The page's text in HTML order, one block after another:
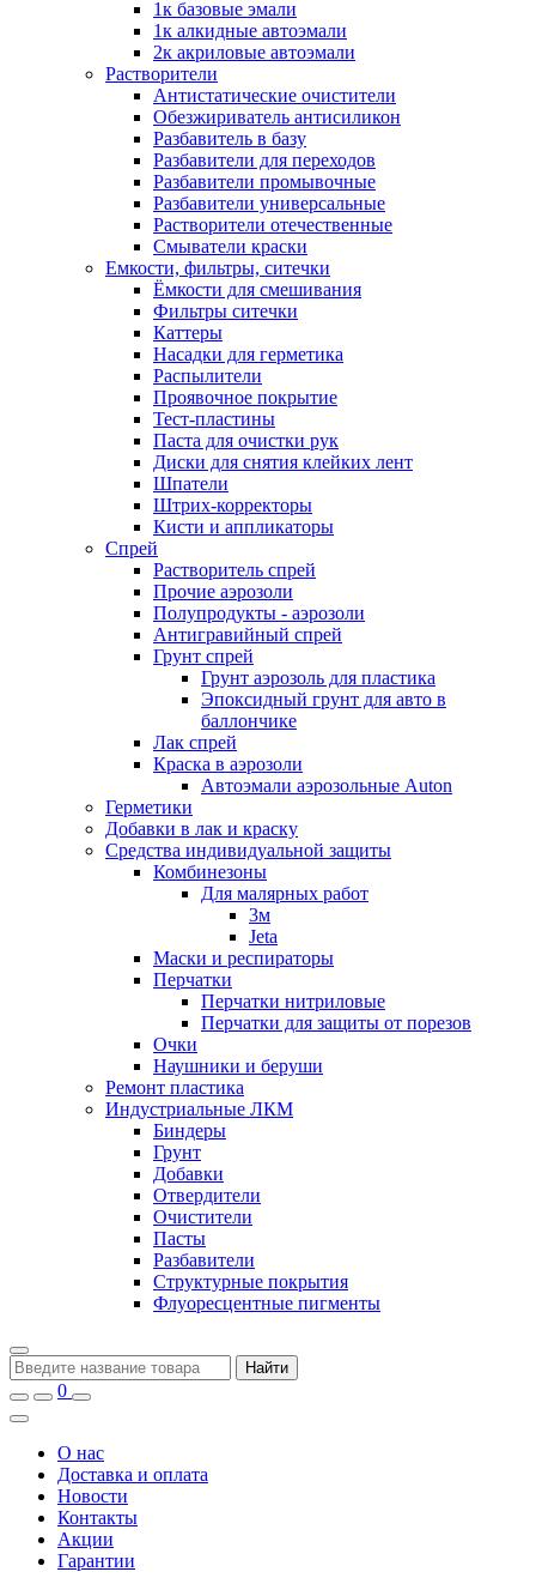
1к базовые эмали
1к алкидные автоэмали
2к акриловые автоэмали
Растворители
Антистатические очистители
Обезжириватель антисиликон
Разбавитель в базу
Разбавители для переходов
Разбавители промывочные
Разбавители универсальные
Растворители отечественные
Смыватели краски
Емкости, фильтры, ситечки
Ёмкости для смешивания
Фильтры ситечки
Каттеры
Насадки для герметика
Распылители
Проявочное покрытие
Тест-пластины
Паста для очистки рук
Диски для снятия клейких лент
Шпатели
Штрих-корректоры
Кисти и аппликаторы
Спрей
Растворитель спрей
Прочие аэрозоли
Полупродукты - аэрозоли
Антигравийный спрей
Грунт спрей
Грунт аэрозоль для пластика
Эпоксидный грунт для авто в
баллончике
Лак спрей
Краска в аэрозоли
Автоэмали аэрозольные Auton
Герметики
Добавки в лак и краску
Средства индивидуальной защиты
Комбинезоны
Для малярных работ
3м
Jeta
Маски и респираторы
Перчатки
Перчатки нитриловые
Перчатки для защиты от порезов
Очки
Наушники и беруши
Ремонт пластика
Индустриальные ЛКМ
Биндеры
Грунт
Добавки
Отвердители
Очистители
Пасты
Разбавители
Структурные покрытия
Флуоресцентные пигменты
Найти
0
О нас
Доставка и оплата
Новости
Контакты
Акции
Гарантии